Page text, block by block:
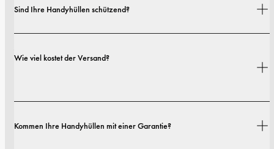
Sind Ihre Handyhüllen schützend?
Optionen von schlanken Profilen bis hin zu besonders robusten
Wie viel kostet der Versand?
Details findest du in unserer Versandrichtlinie.
Kommen Ihre Handyhüllen mit einer Garantie?